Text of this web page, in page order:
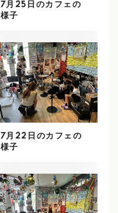
7月25日のカフェの
様子
7月22日のカフェの
様子